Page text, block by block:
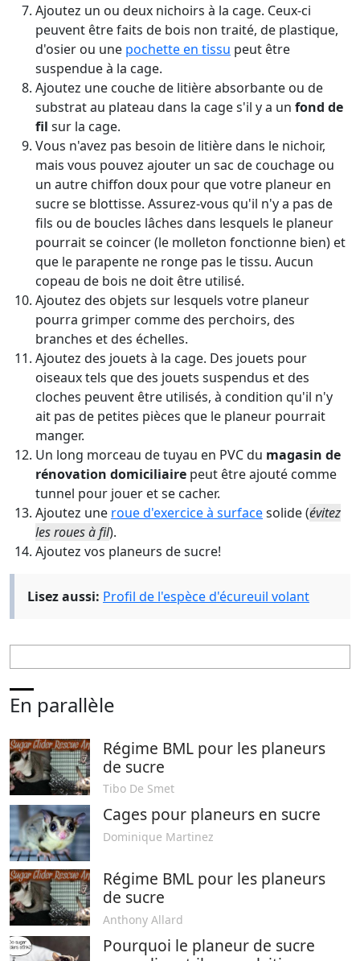
Ajoutez un ou deux nichoirs à la cage. Ceux-ci
peuvent être faits de bois non traité, de plastique,
d'osier ou une pochette en tissu peut être
suspendue à la cage.
Ajoutez une couche de litière absorbante ou de
substrat au plateau dans la cage s'il y a un fond de
fil sur la cage.
Vous n'avez pas besoin de litière dans le nichoir,
mais vous pouvez ajouter un sac de couchage ou
un autre chiffon doux pour que votre planeur en
sucre se blottisse. Assurez-vous qu'il n'y a pas de
fils ou de boucles lâches dans lesquels le planeur
pourrait se coincer (le molleton fonctionne bien) et
que le parapente ne ronge pas le tissu. Aucun
copeau de bois ne doit être utilisé.
Ajoutez des objets sur lesquels votre planeur
pourra grimper comme des perchoirs, des
branches et des échelles.
Ajoutez des jouets à la cage. Des jouets pour
oiseaux tels que des jouets suspendus et des
cloches peuvent être utilisés, à condition qu'il n'y
ait pas de petites pièces que le planeur pourrait
manger.
Un long morceau de tuyau en PVC du magasin de
rénovation domiciliaire peut être ajouté comme
tunnel pour jouer et se cacher.
Ajoutez une roue d'exercice à surfacesolide (évitez
les roues à fil).
Ajoutez vos planeurs de sucre!
Lisez aussi: Profil de l'espèce d'écureuil volant
En parallèle
Régime BML pour les planeurs
de sucre
Tibo De Smet
Cages pour planeurs en sucre
Dominique Martinez
Régime BML pour les planeurs
de sucre
Anthony Allard
Pourquoi le planeur de sucre